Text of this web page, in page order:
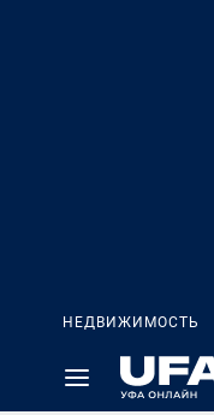
НЕДВИЖИМОСТЬ